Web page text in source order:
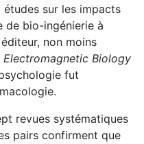
sur les impacts
de bio-ingénierie à
non moins
Electromagnetic Biology
fut
revues systématiques
pairs confirment que